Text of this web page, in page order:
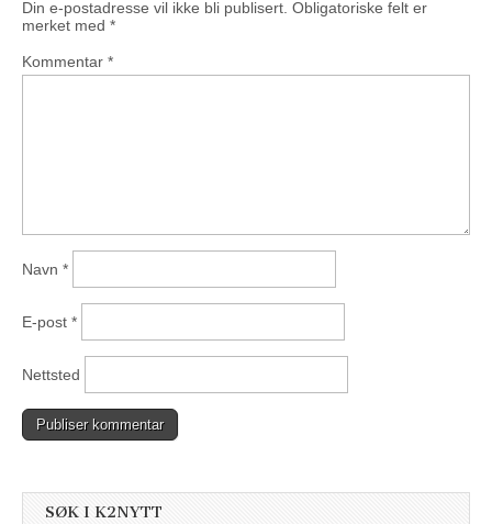
Din e-postadresse vil ikke bli publisert. Obligatoriske felt er
merket med *
Kommentar *
Navn *
E-post *
Nettsted
SØK I K2NYTT